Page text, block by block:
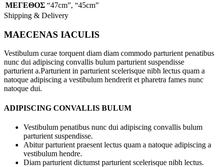
ΜΕΓΕΘΟΣ “47cm”, “45cm”
Shipping & Delivery
MAECENAS IACULIS
Vestibulum curae torquent diam diam commodo parturient penatibus
nunc dui adipiscing convallis bulum parturient suspendisse
parturient a.Parturient in parturient scelerisque nibh lectus quam a
natoque adipiscing a vestibulum hendrerit et pharetra fames nunc
natoque dui.
ADIPISCING CONVALLIS BULUM
Vestibulum penatibus nunc dui adipiscing convallis bulum
parturient suspendisse.
Abitur parturient praesent lectus quam a natoque adipiscing a
vestibulum hendre.
Diam parturient dictumst parturient scelerisque nibh lectus.